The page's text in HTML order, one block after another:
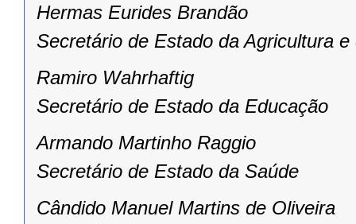
Hermas Eurides Brandão
Secretário de Estado da Agricultura
Ramiro Wahrhaftig
Secretário de Estado da Educação
Armando Martinho Raggio
Secretário de Estado da Saúde
Cândido Manuel Martins de Oliveira